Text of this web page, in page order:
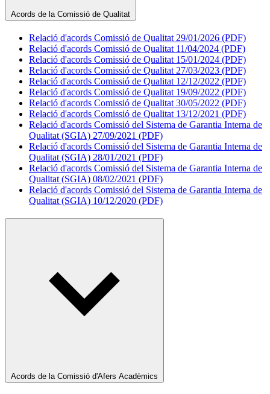
Acords de la Comissió de Qualitat
Relació d'acords Comissió de Qualitat 29/01/2026 (PDF)
Relació d'acords Comissió de Qualitat 11/04/2024 (PDF)
Relació d'acords Comissió de Qualitat 15/01/2024 (PDF)
Relació d'acords Comissió de Qualitat 27/03/2023 (PDF)
Relació d'acords Comissió de Qualitat 12/12/2022 (PDF)
Relació d'acords Comissió de Qualitat 19/09/2022 (PDF)
Relació d'acords Comissió de Qualitat 30/05/2022 (PDF)
Relació d'acords Comissió de Qualitat 13/12/2021 (PDF)
Relació d'acords Comissió del Sistema de Garantia Interna de
Qualitat (SGIA) 27/09/2021 (PDF)
Relació d'acords Comissió del Sistema de Garantia Interna de
Qualitat (SGIA) 28/01/2021 (PDF)
Relació d'acords Comissió del Sistema de Garantia Interna de
Qualitat (SGIA) 08/02/2021 (PDF)
Relació d'acords Comissió del Sistema de Garantia Interna de
Qualitat (SGIA) 10/12/2020 (PDF)
Acords de la Comissió d'Afers Acadèmics